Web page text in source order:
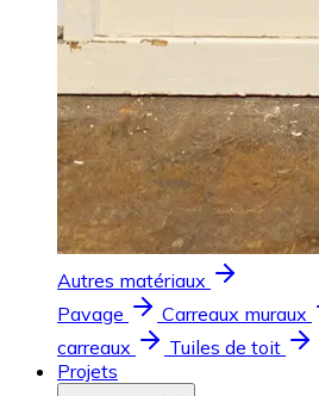
Autres matériaux
Pavage
Carreaux muraux
carreaux
Tuiles de toit
Projets